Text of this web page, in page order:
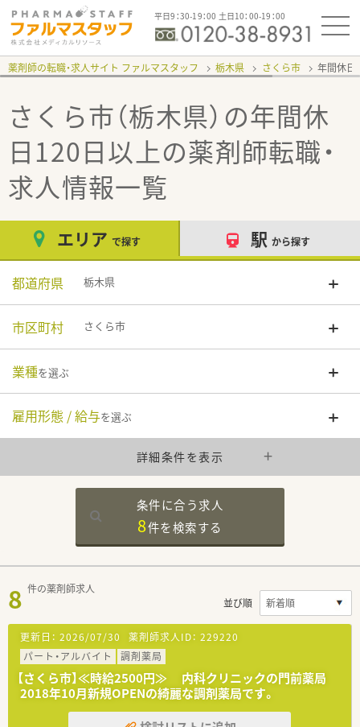
平日9：30-19：00 土日10：00-19：00
薬剤師の転職・求人サイト ファルマスタッフ 栃木県 さくら市 年間休
さくら市（栃木県）の年間休
日120日以上の薬剤師転職・
求人情報一覧
エリア で探す 駅 から探す
都道府県 栃木県
市区町村 さくら市
業種を選ぶ
雇用形態 / 給与を選ぶ
詳細条件を表示
条件に合う求人
8件を検索する
8 件の薬剤師求人
並び順
更新日： 2026/07/30 薬剤師求人ID： 229220
パート・アルバイト
調剤薬局
【さくら市】≪時給2500円≫ 内科クリニックの門前薬局
2018年10月新規OPENの綺麗な調剤薬局です。